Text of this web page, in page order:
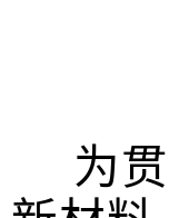
为